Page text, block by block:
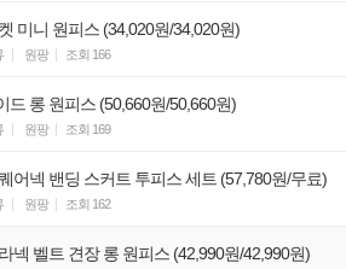
미니 원피스 (34,020원/34,020원)
원팡 조회 166
드 롱 원피스 (50,660원/50,660원)
원팡 조회 169
어넥 밴딩 스커트 투피스 세트 (57,780원/무료)
원팡 조회 162
넥 벨트 견장 롱 원피스 (42,990원/42,990원)